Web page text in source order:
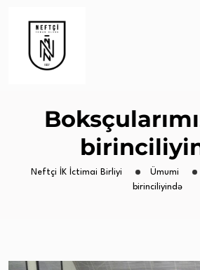
Neftçi İK İctimai Birliyi Ümumi
birinciliyində